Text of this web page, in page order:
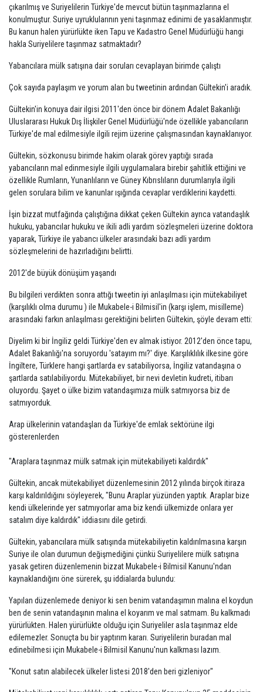
çıkarılmış ve Suriyelilerin Türkiye'de mevcut bütün taşınmazlarına el
konulmuştur. Suriye uyruklularının yeni taşınmaz edinimi de yasaklanmıştır.
Bu kanun halen yürürlükte iken Tapu ve Kadastro Genel Müdürlüğü hangi
hakla Suriyelilere taşınmaz satmaktadır?
Yabancılara mülk satışına dair soruları cevaplayan birimde çalıştı
Çok sayıda paylaşım ve yorum alan bu tweetinin ardından Gültekin'i aradık.
Gültekin'in konuya dair ilgisi 2011'den önce bir dönem Adalet Bakanlığı
Uluslararası Hukuk Dış İlişkiler Genel Müdürlüğü'nde özellikle yabancıların
Türkiye'de mal edilmesiyle ilgili rejim üzerine çalışmasından kaynaklanıyor.
Gültekin, sözkonusu birimde hakim olarak görev yaptığı sırada
yabancıların mal edinmesiyle ilgili uygulamalara birebir şahitlik ettiğini ve
özellikle Rumların, Yunanlıların ve Güney Kıbrıslıların durumlarıyla ilgili
gelen sorulara bilim ve kanunlar ışığında cevaplar verdiklerini kaydetti.
İşin bizzat mutfağında çalıştığına dikkat çeken Gültekin ayrıca vatandaşlık
hukuku, yabancılar hukuku ve ikili adli yardım sözleşmeleri üzerine doktora
yaparak, Türkiye ile yabancı ülkeler arasındaki bazı adli yardım
sözleşmelerini de hazırladığını belirtti.
2012'de büyük dönüşüm yaşandı
Bu bilgileri verdikten sonra attığı tweetin iyi anlaşılması için mütekabiliyet
(karşılıklı olma durumu ) ile Mukabele-i Bilmisil'in (karşı işlem, misilleme)
arasındaki farkın anlaşılması gerektiğini belirten Gültekin, şöyle devam etti:
Diyelim ki bir İngiliz geldi Türkiye'den ev almak istiyor. 2012'den önce tapu,
Adalet Bakanlığı'na soruyordu 'satayım mı?' diye. Karşılıklılık ilkesine göre
İngiltere, Türklere hangi şartlarda ev satabiliyorsa, İngiliz vatandaşına o
şartlarda satılabiliyordu. Mütekabiliyet, bir nevi devletin kudreti, itibarı
oluyordu. Şayet o ülke bizim vatandaşımıza mülk satmıyorsa biz de
satmıyorduk.
Arap ülkelerinin vatandaşları da Türkiye'de emlak sektörüne ilgi
gösterenlerden
"Araplara taşınmaz mülk satmak için mütekabiliyeti kaldırdık"
Gültekin, ancak mütekabiliyet düzenlemesinin 2012 yılında birçok itiraza
karşı kaldırıldığını söyleyerek, "Bunu Araplar yüzünden yaptık. Araplar bize
kendi ülkelerinde yer satmıyorlar ama biz kendi ülkemizde onlara yer
satalım diye kaldırdık" iddiasını dile getirdi.
Gültekin, yabancılara mülk satışında mütekabiliyetin kaldırılmasına karşın
Suriye ile olan durumun değişmediğini çünkü Suriyelilere mülk satışına
yasak getiren düzenlemenin bizzat Mukabele-i Bilmisil Kanunu'ndan
kaynaklandığını öne sürerek, şu iddialarda bulundu:
Yapılan düzenlemede deniyor ki sen benim vatandaşımın malına el koydun
ben de senin vatandaşının malına el koyarım ve mal satmam. Bu kalkmadı
yürürlükten. Halen yürürlükte olduğu için Suriyeliler asla taşınmaz elde
edilemezler. Sonuçta bu bir yaptırım kararı. Suriyelilerin buradan mal
edinebilmesi için Mukabele-i Bilmisil Kanunu'nun kalkması lazım.
"Konut satın alabilecek ülkeler listesi 2018'den beri gizleniyor"